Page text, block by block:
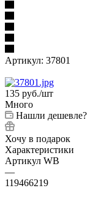
Артикул: 37801
135 руб./шт
Много
Нашли дешевле?
Хочу в подарок
Характеристики
Артикул WB
—
119466219